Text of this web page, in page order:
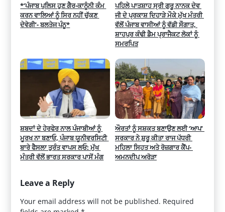
*’ਪੰਜਾਬ ਪੁਲਿਸ ਹੁਣ ਗੈਰ-ਕਾਨੂੰਨੀ ਕੰਮ
ਕਰਨ ਵਾਲਿਆਂ ਨੂੰ ਸਿਰ ਨਹੀਂ ਚੁੱਕਣ
ਦੇਵੇਗੀ’- ਬਲਤੇਜ ਪੰਨੂ*
ਪਹਿਲੇ ਪਾਤਸ਼ਾਹ ਸ੍ਰੀ ਗੁਰੂ ਨਾਨਕ ਦੇਵ
ਜੀ ਦੇ ਪ੍ਰਕਾਸ਼ ਦਿਹਾੜੇ ਮੌਕੇ ਮੁੱਖ ਮੰਤਰੀ
ਵੱਲੋਂ ਪੰਜਾਬ ਵਾਸੀਆਂ ਨੂੰ ਵੱਡੀ ਸੌਗਾਤ,
ਸ਼ਾਹਪੁਰ ਕੰਢੀ ਡੈਮ ਪ੍ਰਾਜੈਕਟ ਲੋਕਾਂ ਨੂੰ
ਸਮਰਪਿਤ
ਸ਼ਬਦਾਂ ਦੇ ਹੇਰਫੇਰ ਨਾਲ ਪੰਜਾਬੀਆਂ ਨੂੰ
ਮੂਰਖ ਨਾ ਬਣਾਓ, ਪੰਜਾਬ ਯੂਨੀਵਰਸਿਟੀ
ਬਾਰੇ ਫੈਸਲਾ ਤੁਰੰਤ ਵਾਪਸ ਲਓ: ਮੁੱਖ
ਮੰਤਰੀ ਵੱਲੋਂ ਭਾਰਤ ਸਰਕਾਰ ਪਾਸੋਂ ਮੰਗ
ਔਰਤਾਂ ਨੂੰ ਸਸ਼ਕਤ ਬਣਾਉਣ ਲਈ ‘ਆਪ’
ਸਰਕਾਰ ਨੇ ਸ਼ੁਰੂ ਕੀਤਾ ਰਾਜ ਪੱਧਰੀ
ਮਹਿਲਾ ਸਿਹਤ ਅਤੇ ਰੋਜ਼ਗਾਰ ਕੈਂਪ-
ਅਮਨਦੀਪ ਅਰੋੜਾ
Leave a Reply
Your email address will not be published. Required